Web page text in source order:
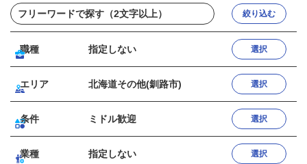
絞り込む
職種 指定しない 選択
エリア 北海道その他(釧路市) 選択
条件 ミドル歓迎 選択
業種 指定しない 選択